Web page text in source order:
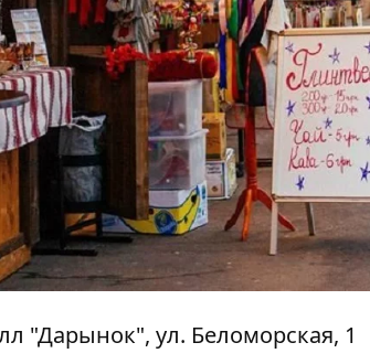
"Дарынок", ул. Беломорская, 1